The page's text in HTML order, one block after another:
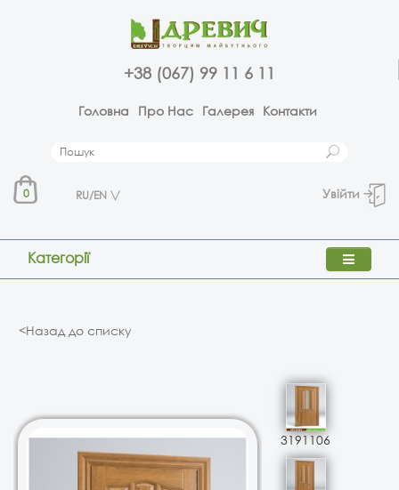
+38 (067) 99 11 6 11
Головна Про Нас Галерея Контакти
0 RU/EN Увійти
Категорії
<Назад до списку
3191106